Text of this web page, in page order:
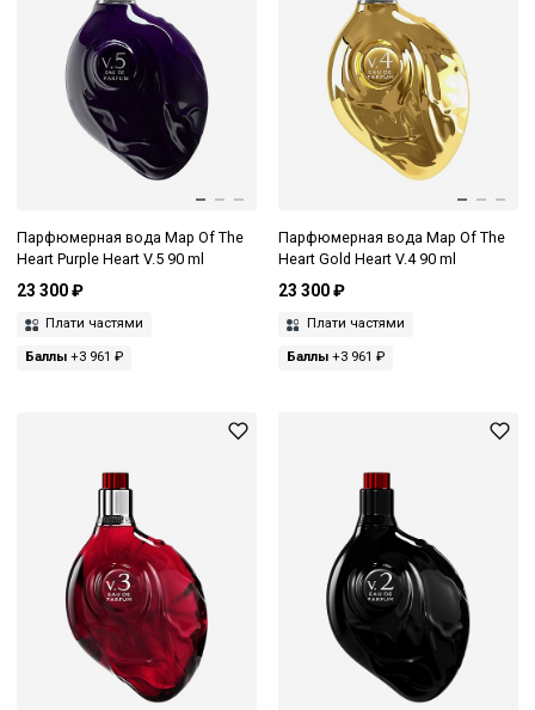
Парфюмерная вода Map Of The
Heart Purple Heart V.5 90 ml
23 300 ₽
Плати частями
Баллы +3 961 ₽
Парфюмерная вода Map Of The
Heart Gold Heart V.4 90 ml
23 300 ₽
Плати частями
Баллы+3 961 ₽